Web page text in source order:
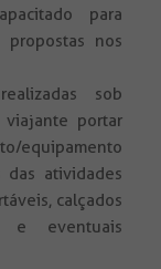
para
nos
sob
viajante portar
equipamento
das atividades
calçados
e eventuais